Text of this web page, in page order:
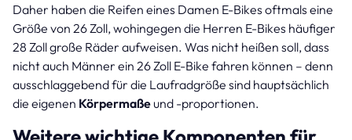
Daher haben die Reifen eines Damen E-Bikes oftmals eine
Größe von 26 Zoll, wohingegen die Herren E-Bikes häufiger
28 Zoll große Räder aufweisen. Was nicht heißen soll, dass
nicht auch Männer ein 26 Zoll E-Bike fahren können – denn
ausschlaggebend für die Laufradgröße sind hauptsächlich
die eigenen Körpermaße und -proportionen.